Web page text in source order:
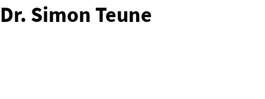
Dr. Simon Teune